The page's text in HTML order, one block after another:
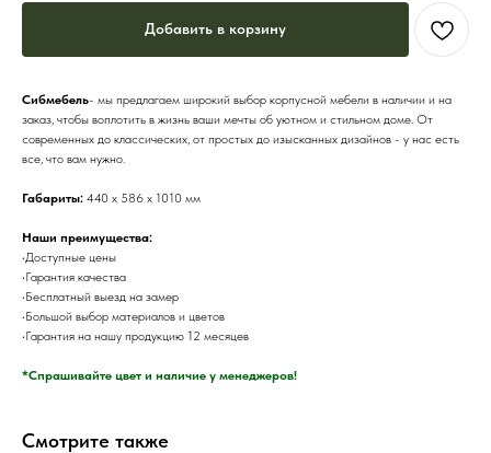
Добавить в корзину
Сибмебель- мы предлагаем широкий выбор корпусной мебели в наличии и на
заказ, чтобы воплотить в жизнь ваши мечты об уютном и стильном доме. От
современных до классических, от простых до изысканных дизайнов - у нас есть
все, что вам нужно.
Габариты: 440 х 586 х 1010 мм
Наши преимущества:
•Доступные цены
•Гарантия качества
•Бесплатный выезд на замер
•Большой выбор материалов и цветов
•Гарантия на нашу продукцию 12 месяцев
*Спрашивайте цвет и наличие у менеджеров!
Смотрите также